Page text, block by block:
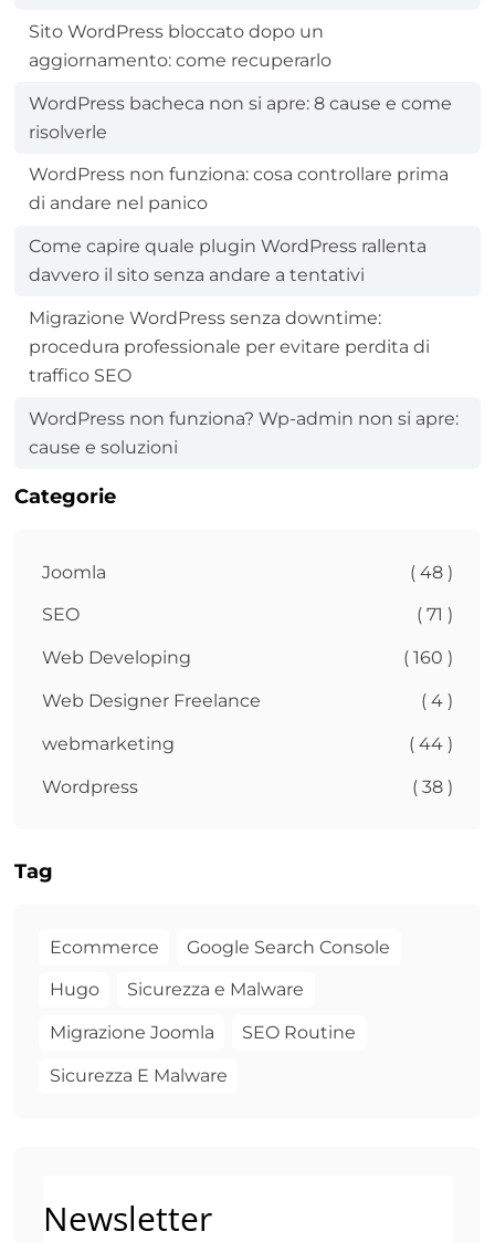
Sito WordPress bloccato dopo un
aggiornamento: come recuperarlo
WordPress bacheca non si apre: 8 cause e come
risolverle
WordPress non funziona: cosa controllare prima
di andare nel panico
Come capire quale plugin WordPress rallenta
davvero il sito senza andare a tentativi
Migrazione WordPress senza downtime:
procedura professionale per evitare perdita di
traffico SEO
WordPress non funziona? Wp-admin non si apre:
cause e soluzioni
Categorie
Joomla ( 48 )
SEO ( 71 )
Web Developing ( 160 )
Web Designer Freelance ( 4 )
webmarketing ( 44 )
Wordpress ( 38 )
Tag
Ecommerce Google Search Console
Hugo Sicurezza e Malware
Migrazione Joomla SEO Routine
Sicurezza E Malware
Newsletter